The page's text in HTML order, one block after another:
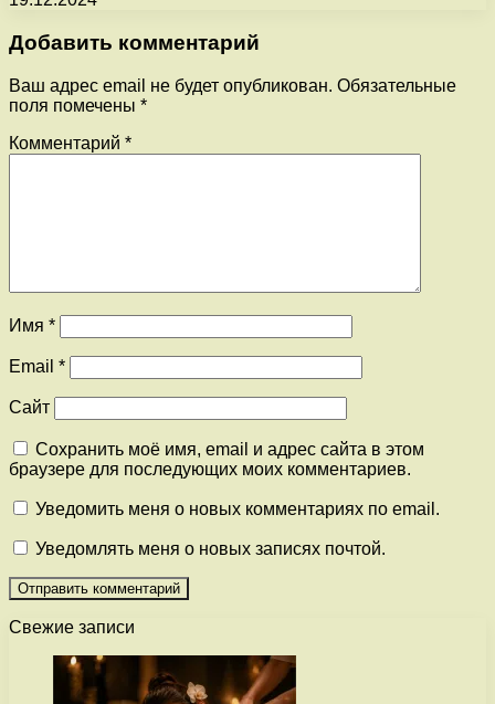
Добавить комментарий
Ваш адрес email не будет опубликован. Обязательные
поля помечены *
Комментарий *
Имя *
Email *
Сайт
Сохранить моё имя, email и адрес сайта в этом
браузере для последующих моих комментариев.
Уведомить меня о новых комментариях по email.
Уведомлять меня о новых записях почтой.
Свежие записи